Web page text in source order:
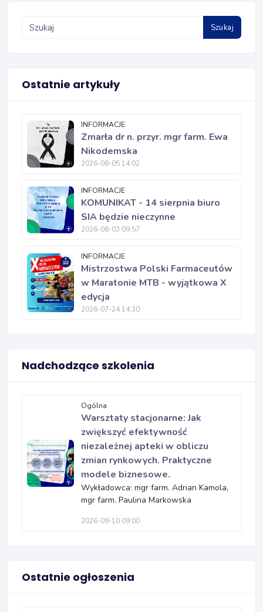
Szukaj
Ostatnie artykuły
INFORMACJE
Zmarła dr n. przyr. mgr farm. Ewa
Nikodemska
2026-08-05 14:02
INFORMACJE
KOMUNIKAT - 14 sierpnia biuro
SIA będzie nieczynne
2026-08-03 09:57
INFORMACJE
Mistrzostwa Polski Farmaceutów
w Maratonie MTB - wyjątkowa X
edycja
2026-07-24 14:30
Nadchodzące szkolenia
Ogólna
Warsztaty stacjonarne: Jak
zwiększyć efektywność
niezależnej apteki w obliczu
zmian rynkowych. Praktyczne
modele biznesowe.
Wykładowca: mgr farm. Adrian Kamola,
mgr farm. Paulina Markowska
2026-09-10 09:00
Ostatnie ogłoszenia